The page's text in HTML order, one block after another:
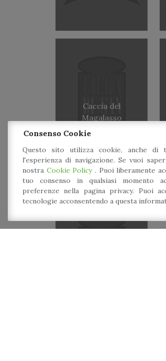
Caccia del
Magalasso
Consenso Cookie
Questo sito utilizza cookie, anche di
l'esperienza di navigazione. Se vuoi
nostra Cookie Policy . Puoi liberamente
tuo consenso in qualsiasi momento
preferenze nella pagina privacy. Puoi
tecnologie acconsentendo a questa